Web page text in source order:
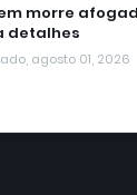
morre
detalhes
agosto 01, 2026